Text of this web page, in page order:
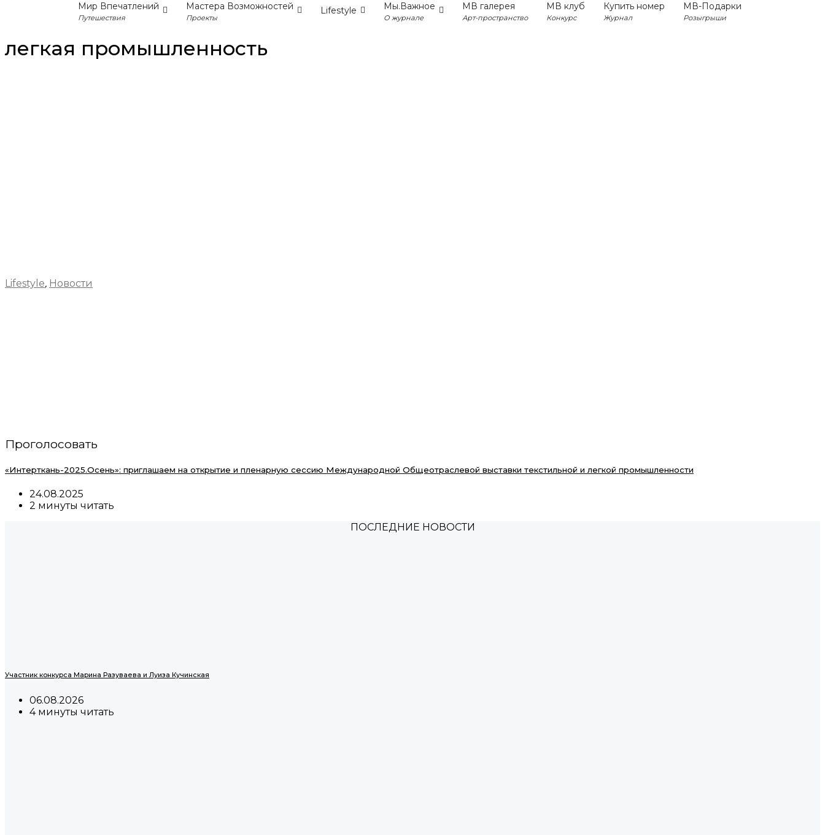
Мир Впечатлений
Путешествия
Мастера Возможностей
Проекты
Lifestyle Мы.Важное
О журнале
МВ галерея
Арт-пространство
МВ клуб
Конкурс
Купить номер
Журнал
МВ-Подарки
Розыгрыши
легкая промышленность
Lifestyle, Новости
Проголосовать
«Интерткань-2025.Осень»: приглашаем на открытие и пленарную сессию Международной Общеотраслевой выставки текстильной и легкой промышленности
24.08.2025
2 минуты читать
ПОСЛЕДНИЕ НОВОСТИ
Участник конкурса Марина Разуваева и Луиза Кучинская
06.08.2026
4 минуты читать